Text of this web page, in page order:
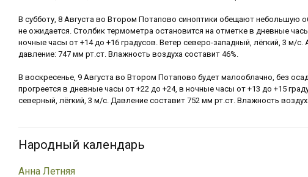
В субботу, 8 Августа во Втором Потапово синоптики обещают небольшую
не ожидается. Столбик термометра остановится на отметке в дневные
ночные часы от +14 до +16 градусов. Ветер северо-западный, лёгкий, 3 м/
давление: 747 мм рт.ст. Влажность воздуха составит 46%.
В воскресенье, 9 Августа во Втором Потапово будет малооблачно, без
прогреется в дневные часы от +22 до +24, в ночные часы от +13 до +15
северный, лёгкий, 3 м/с. Давление составит 752 мм рт.ст. Влажность
Народный календарь
Анна Летняя